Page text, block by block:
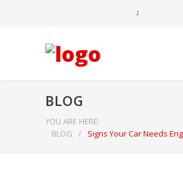
BLOG
YOU ARE HERE:
BLOG
/ Signs Your Car Needs